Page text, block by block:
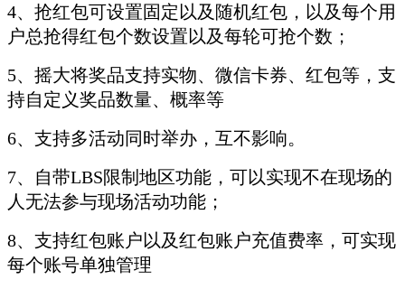
4、抢红包可设置固定以及随机红包，以及每个用
户总抢得红包个数设置以及每轮可抢个数；
5、摇大将奖品支持实物、微信卡券、红包等，支
持自定义奖品数量、概率等
6、支持多活动同时举办，互不影响。
7、自带LBS限制地区功能，可以实现不在现场的
人无法参与现场活动功能；
8、支持红包账户以及红包账户充值费率，可实现
每个账号单独管理